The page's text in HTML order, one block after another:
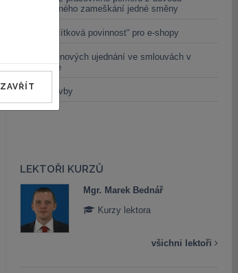
neomluveného zameškání jedné směny
Nová „tlačítková povinnost“ pro e-shopy
Změna cenových ujednání ve smlouvách v
energetice
Černé stavby
LEKTOŘI KURZŮ
Mgr. Marek Bednář
Kurzy lektora
všichni lektoři
ZAVŘÍT